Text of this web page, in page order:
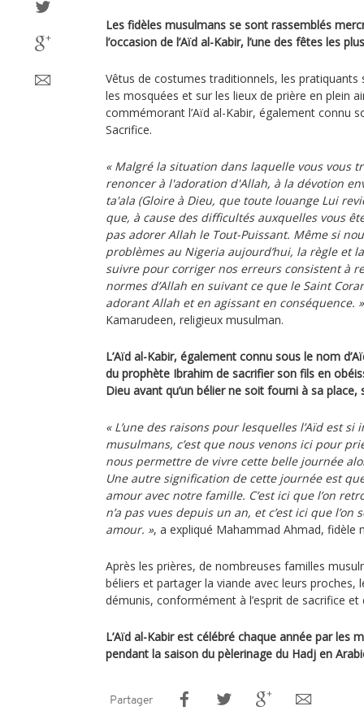
Les fidèles musulmans se sont rassemblés
l’occasion de l’Aïd al-Kabir, l’une des fêtes les
Vêtus de costumes traditionnels, les
les mosquées et sur les lieux de prière en plein
commémorant l’Aïd al-Kabir, également connu
Sacrifice.
« Malgré la situation dans laquelle vous vous
renoncer à l'adoration d'Allah, à la dévotion
ta'ala (Gloire à Dieu, que toute louange Lui
que, à cause des difficultés auxquelles vous
pas adorer Allah le Tout-Puissant. Même si
problèmes au Nigeria aujourd’hui, la règle et
suivre pour corriger nos erreurs consistent à
normes d’Allah en suivant ce que le Saint
adorant Allah et en agissant en conséquence. »
Kamarudeen, religieux musulman.
L’Aïd al-Kabir, également connu sous le nom
du prophète Ibrahim de sacrifier son fils en
Dieu avant qu’un bélier ne soit fourni à sa
« L’une des raisons pour lesquelles l’Aïd est
musulmans, c’est que nous venons ici pour
nous permettre de vivre cette belle journée
Une autre signification de cette journée est
amour avec notre famille. C’est ici que l’on
n’a pas vues depuis un an, et c’est ici que
amour. », a expliqué Mahammad Ahmad, fidèle
Après les prières, de nombreuses familles
béliers et partager la viande avec leurs proches,
démunis, conformément à l’esprit de sacrifice
L’Aïd al-Kabir est célébré chaque année par les
pendant la saison du pèlerinage du Hadj en
Partager